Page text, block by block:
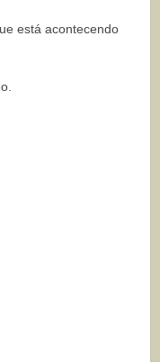
está acontecendo